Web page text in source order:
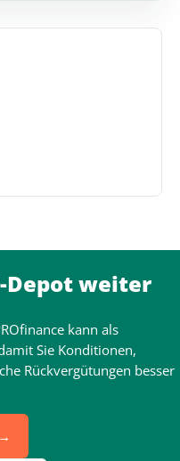
Depot weiter
kann als
Sie Konditionen,
Rückvergütungen besser